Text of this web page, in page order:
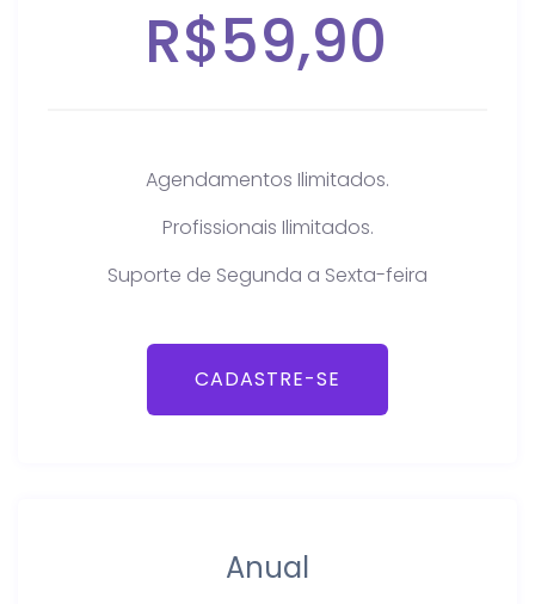
R$59,90
Agendamentos Ilimitados.
Profissionais Ilimitados.
Suporte de Segunda a Sexta-feira
CADASTRE-SE
Anual